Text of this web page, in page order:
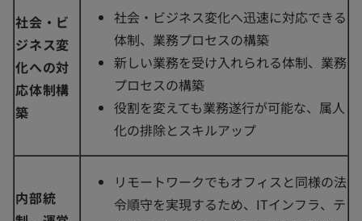
社会・ビ
ジネス変
化への対
応体制構
築
社会・ビジネス変化へ迅速に対応できる
体制、業務プロセスの構築
新しい業務を受け入れられる体制、業務
プロセスの構築
役割を変えても業務遂行が可能な、属人
化の排除とスキルアップ
内部統
リモートワークでもオフィスと同様の法
令順守を実現するため、ITインフラ、テ